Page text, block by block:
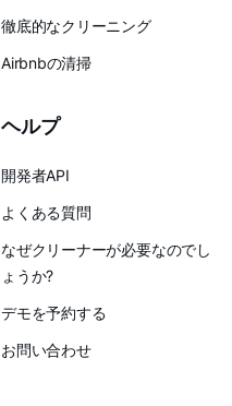
徹底的なクリーニング
Airbnbの清掃
ヘルプ
開発者API
よくある質問
なぜクリーナーが必要なのでし
ょうか?
デモを予約する
お問い合わせ